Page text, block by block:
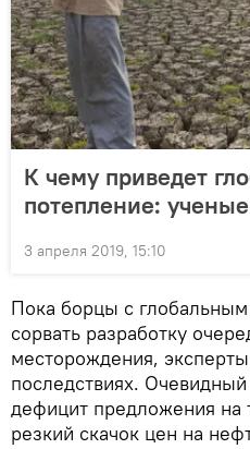
К чему приведет
потепление:
3 апреля 2019, 15:10
Пока борцы с
сорвать разработку
месторождения,
последствиях.
дефицит предложения на
резкий скачок цен на